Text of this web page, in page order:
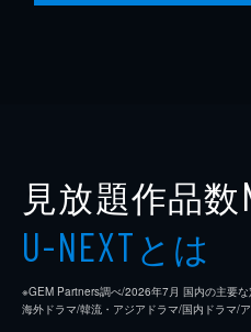
見放題作品数
U-NEXTとは
※GEM Partners調べ/2026年7⽉ 国内の主要
海外ドラマ/韓流・アジアドラマ/国内ドラマ/